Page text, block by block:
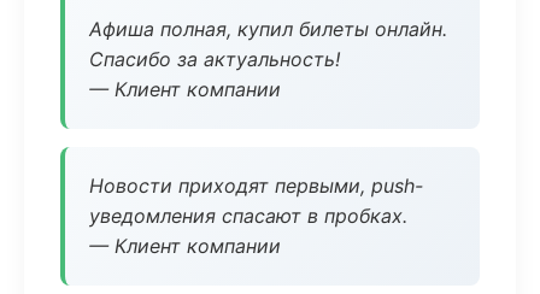
Афиша полная, купил билеты онлайн.
Спасибо за актуальность!
— Клиент компании
Новости приходят первыми, push-
уведомления спасают в пробках.
— Клиент компании